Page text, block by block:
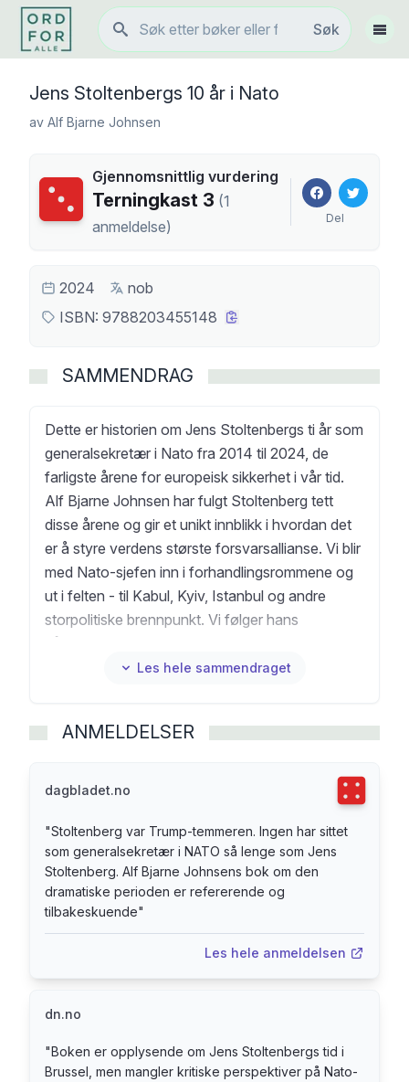
Søk
Søk
Vis
Jens Stoltenbergs 10 år i Nato
av Alf Bjarne Johnsen
Terningkast
Gjennomsnittlig vurdering
Terningkast 3 (1
anmeldelse) Del
2024
nob
ISBN: 9788203455148
SAMMENDRAG
Dette er historien om Jens Stoltenbergs ti år som
generalsekretær i Nato fra 2014 til 2024, de
farligste årene for europeisk sikkerhet i vår tid.
Alf Bjarne Johnsen har fulgt Stoltenberg tett
disse årene og gir et unikt innblikk i hvordan det
er å styre verdens største forsvarsallianse. Vi blir
med Nato-sjefen inn i forhandlingsrommene og
ut i felten - til Kabul, Kyiv, Istanbul og andre
storpolitiske brennpunkt. Vi følger hans
krevende møter med egenrådige ledere som
splittelse og åpnet for svensk og finsk
forholdet til Russland. Putins invasjon i Ukraina i
største seier var at krigen ikke kom til Natos
territorium.
Les hele sammendraget
ANMELDELSER
dagbladet.no
"Stoltenberg var Trump-temmeren. Ingen har sittet
som generalsekretær i NATO så lenge som Jens
Stoltenberg. Alf Bjarne Johnsens bok om den
dramatiske perioden er refererende og
tilbakeskuende"
Les hele anmeldelsen
dn.no
"Boken er opplysende om Jens Stoltenbergs tid i
Brussel, men mangler kritiske perspektiver på Nato-